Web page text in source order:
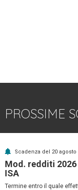
PROSSIME
Scadenza del 20 agosto
Mod. redditi
ISA
Termine entro il quale